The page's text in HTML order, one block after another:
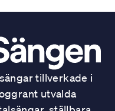
tillverkade i
utvalda